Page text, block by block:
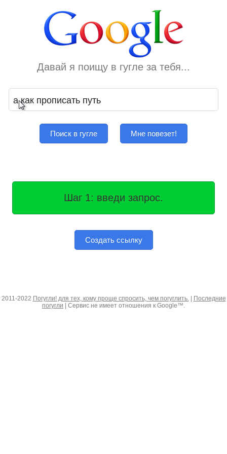
Давай я поищу в гугле за тебя...
Поиск в гугле Мне повезет!
Шаг 1: введи запрос.
Создать ссылку
2011-2022 Погугли! для тех, кому проще спросить, чем погуглить.|
Последние
погугли | Сервис не имеет отношения к Google™.